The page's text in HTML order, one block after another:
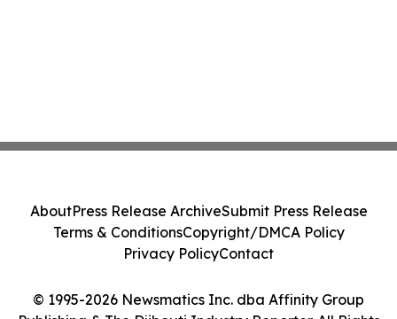
© 1995-2026 Newsmatics Inc. dba Affinity Group
AboutPress Release ArchiveSubmit Press Release
Terms & ConditionsCopyright/DMCA Policy
Privacy PolicyContact